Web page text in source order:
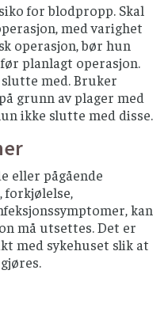
for blodpropp. Skal
med varighet
operasjon, bør hun
planlagt operasjon.
med. Bruker
grunn av plager med
ikke slutte med disse.
eller pågående
forkjølelse,
kan
må utsettes. Det er
med sykehuset slik at